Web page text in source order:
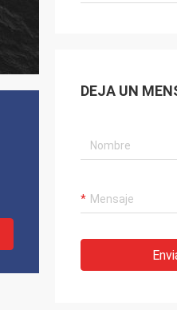
de productos es muy detallado, a
nuestras preguntas puede también
la respuesta oportuna y paciente. La
calidad del producto es también muy
adelante a la cooperación continua.
DEJA UN